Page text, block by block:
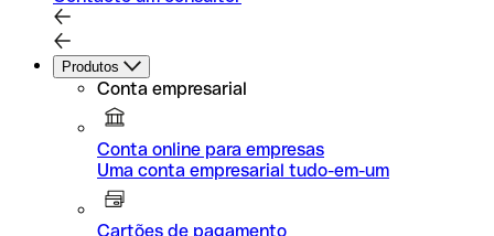
Produtos
Conta empresarial
Conta online para empresas
Uma conta empresarial tudo-em-um
Cartões de pagamento